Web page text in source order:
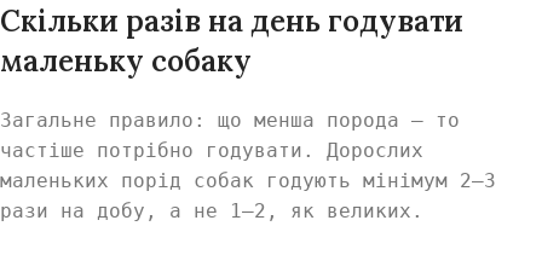
Скільки разів на день годувати
маленьку собаку
Загальне правило: що менша порода — то
частіше потрібно годувати. Дорослих
маленьких порід собак годують мінімум 2–3
рази на добу, а не 1–2, як великих.